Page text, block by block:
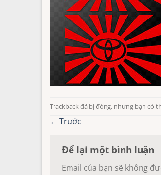
Trackback đã bị đóng, nhưng bạn có
← Trước
Để lại một bình luận
Email của bạn sẽ không